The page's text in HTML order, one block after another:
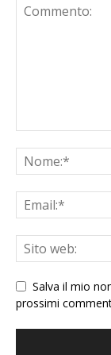
Salva il mio
prossimi